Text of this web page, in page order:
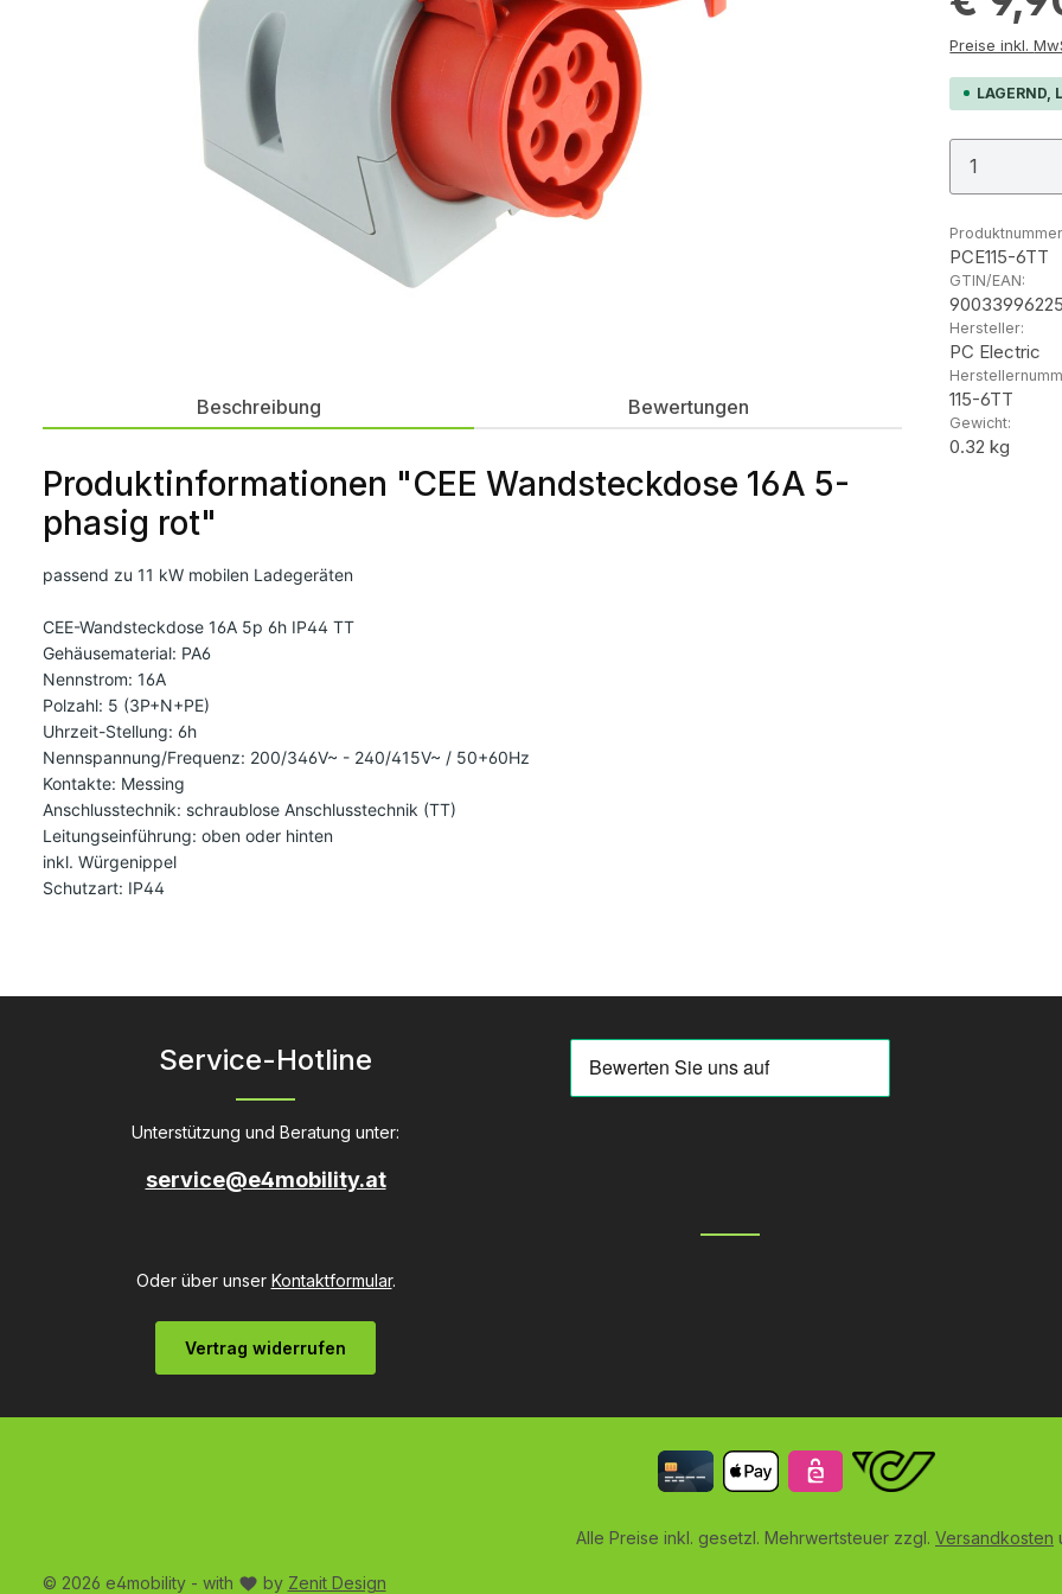
PCE115-6TT
GTIN/EAN:
Hersteller:
PC Electric
115-6TT
Gewicht:
0.32 kg
Beschreibung Bewertungen
Produktinformationen "CEE Wandsteckdose 16A 5-
phasig rot"
passend zu 11 kW mobilen Ladegeräten
CEE-Wandsteckdose 16A 5p 6h IP44 TT
Gehäusematerial: PA6
Nennstrom: 16A
Polzahl: 5 (3P+N+PE)
Uhrzeit-Stellung: 6h
Nennspannung/Frequenz: 200/346V~ - 240/415V~ / 50+60Hz
Kontakte: Messing
Anschlusstechnik: schraublose Anschlusstechnik (TT)
Leitungseinführung: oben oder hinten
inkl. Würgenippel
Schutzart: IP44
Service-Hotline
Unterstützung und Beratung unter:
service@e4mobility.at
Oder über unser Kontaktformular.
Vertrag widerrufen
Alle Preise inkl. gesetzl. Mehrwertsteuer zzgl. Versandkosten
© 2026 e4mobility - with by Zenit Design